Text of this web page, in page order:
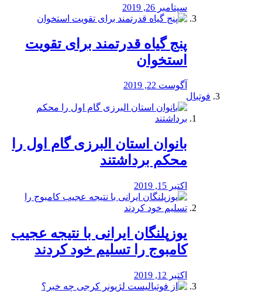
سپتامبر 26, 2019
پنج گیاه قدرتمند برای تقویت
استخوان
آگوست 22, 2019
فوتبال
بانوان استان البرزی گام اول را
محكم برداشتند
اکتبر 15, 2019
یوزپلنگان ایرانی با نتیجه عجیب
کامبوج را تسلیم خود کردند
اکتبر 12, 2019